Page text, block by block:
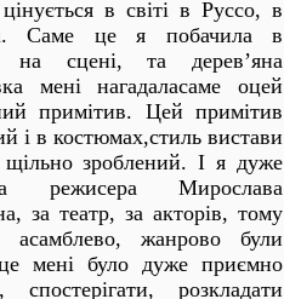
в світі в Руссо, в
Саме це я побачила в
на сцені, та дерев’яна
мені нагадаласаме оцей
примітив. Цей примітив
і в костюмах,стиль вистави
зроблений. І я дуже
режисера Мирослава
за театр, за акторів, тому
жанрово були
мені було дуже приємно
спостерігати, розкладати